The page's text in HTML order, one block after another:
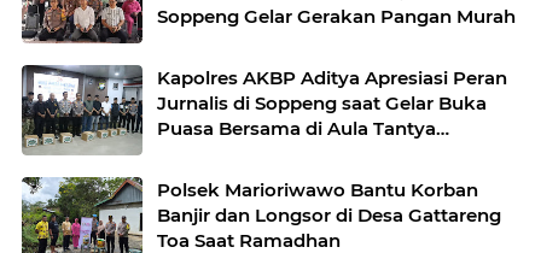
Soppeng Gelar Gerakan Pangan Murah
Kapolres AKBP Aditya Apresiasi Peran
Jurnalis di Soppeng saat Gelar Buka
Puasa Bersama di Aula Tantya
Polsek Marioriwawo Bantu Korban
Banjir dan Longsor di Desa Gattareng
Toa Saat Ramadhan